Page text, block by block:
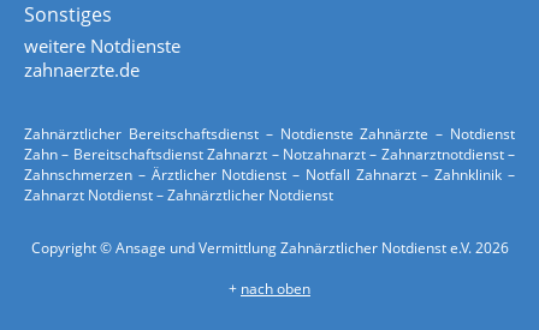
Sonstiges
weitere Notdienste
zahnaerzte.de
Zahnärztlicher Bereitschaftsdienst – Notdienste Zahnärzte – Notdienst
Zahn – Bereitschaftsdienst Zahnarzt – Notzahnarzt – Zahnarztnotdienst –
Zahnschmerzen – Ärztlicher Notdienst – Notfall Zahnarzt – Zahnklinik –
Zahnarzt Notdienst – Zahnärztlicher Notdienst
Copyright © Ansage und Vermittlung Zahnärztlicher Notdienst e.V. 2026
+ nach oben